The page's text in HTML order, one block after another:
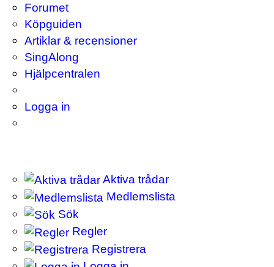
Forumet
Köpguiden
Artiklar & recensioner
SingAlong
Hjälpcentralen
Logga in
Aktiva trådar
Medlemslista
Sök
Regler
Registrera